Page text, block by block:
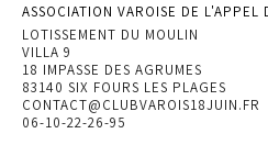
ASSOCIATION VAROISE DE L'APPEL
LOTISSEMENT DU MOULIN
VILLA 9
18 IMPASSE DES AGRUMES
83140 SIX FOURS LES PLAGES
CONTACT@CLUBVAROIS18JUIN.FR
06-10-22-26-95